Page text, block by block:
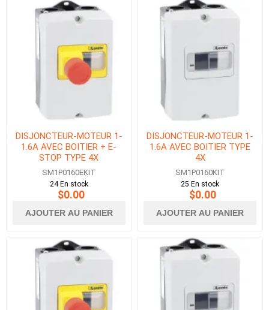
DISJONCTEUR-MOTEUR 1-
1.6A AVEC BOITIER + E-
STOP TYPE 4X
SM1P0160EKIT
24 En stock
$0.00
AJOUTER AU PANIER
DISJONCTEUR-MOTEUR 1-
1.6A AVEC BOITIER TYPE
4X
SM1P0160KIT
25 En stock
$0.00
AJOUTER AU PANIER